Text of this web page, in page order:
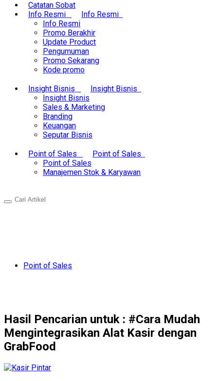
Catatan Sobat
Info Resmi
Info Resmi
Info Resmi
Promo Berakhir
Update Product
Pengumuman
Promo Sekarang
Kode promo
Insight Bisnis
Insight Bisnis
Insight Bisnis
Sales & Marketing
Branding
Keuangan
Seputar Bisnis
Point of Sales
Point of Sales
Point of Sales
Manajemen Stok & Karyawan
Point of Sales
Hasil Pencarian untuk : #Cara Mudah
Mengintegrasikan Alat Kasir dengan
GrabFood